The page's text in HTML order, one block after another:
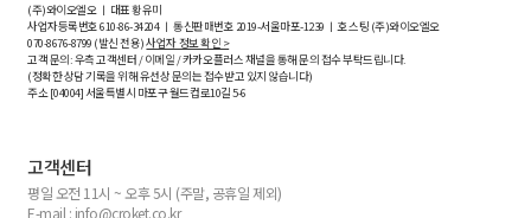
(주)와이오엘오 ㅣ 대표 황유미
사업자등록번호610-86-34204ㅣ 통신판매번호 2019-서울마포-1239 ㅣ 호스팅 (주)와이오엘오
070-8676-8799 (발신 전용)사업자 정보 확인 >
고객 문의: 우측 고객센터 / 이메일 / 카카오플러스 채널을 통해 문의 접수 부탁드립니다.
(정확한 상담 기록을 위해 유선상 문의는 접수받고 있지 않습니다)
주소 [04004] 서울특별시 마포구 월드컵로10길5-6
고객센터
평일 오전 11시 ~ 오후 5시 (주말, 공휴일 제외)
E-mail : info@croket.co.kr